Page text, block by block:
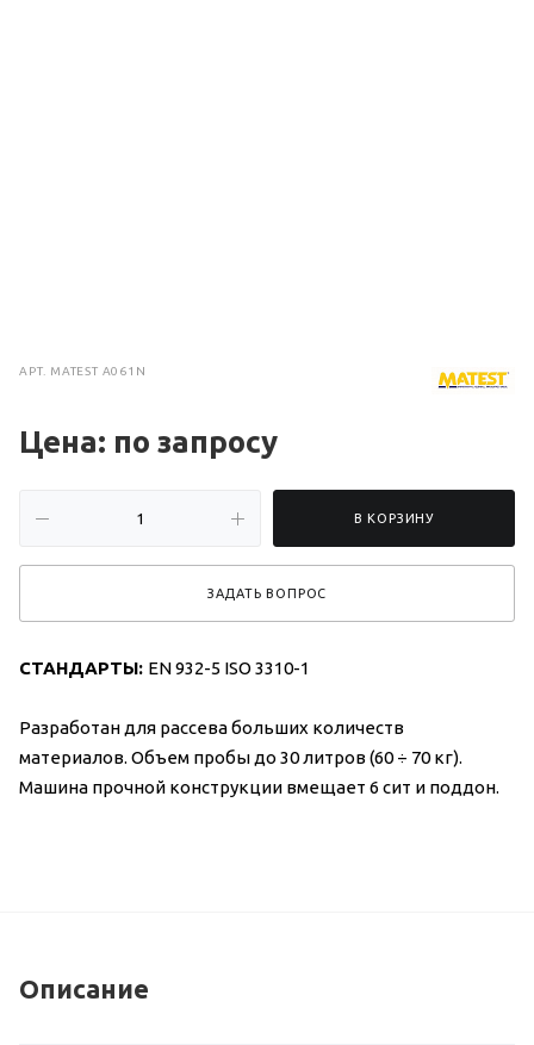
АРТ. MATEST A061N
Цена: по запросу
В КОРЗИНУ
ЗАДАТЬ ВОПРОС
СТАНДАРТЫ: EN 932-5 ISO 3310-1
Разработан для рассева больших количеств
материалов. Объем пробы до 30 литров (60 ÷ 70 кг).
Машина прочной конструкции вмещает 6 сит и поддон.
Описание